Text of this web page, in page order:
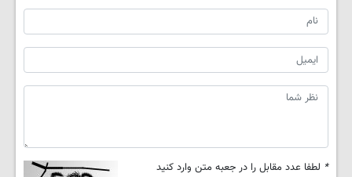
* لطفا عدد مقابل را در جعبه متن وارد کنید